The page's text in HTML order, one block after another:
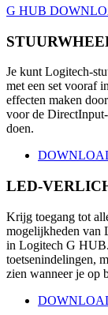
G HUB
Je kunt Logitech-
met een set vooraf
effecten maken
voor de
doen.
LED-
Krijg toegang tot
mogelijkheden van
in Logitech G
toetsenindelingen,
zien wanneer je op